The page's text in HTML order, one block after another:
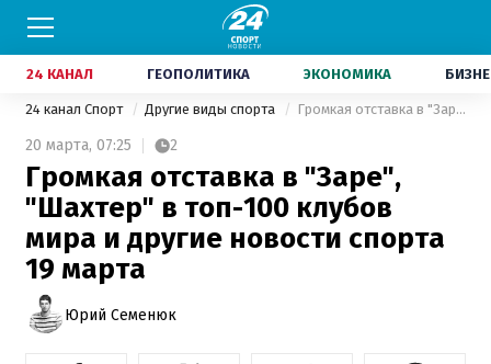
24 КАНАЛ ГЕОПОЛИТИКА ЭКОНОМИКА
24 канал Спорт Другие виды спорта Громкая отставка в "Заре", "Шахтер" в топ-100 клубов мира и другие новости спорта 19 марта
20 марта, 07:25 2
Громкая отставка в "Заре",
"Шахтер" в топ-100 клубов
мира и другие новости спорта
19 марта
Юрий Семенюк